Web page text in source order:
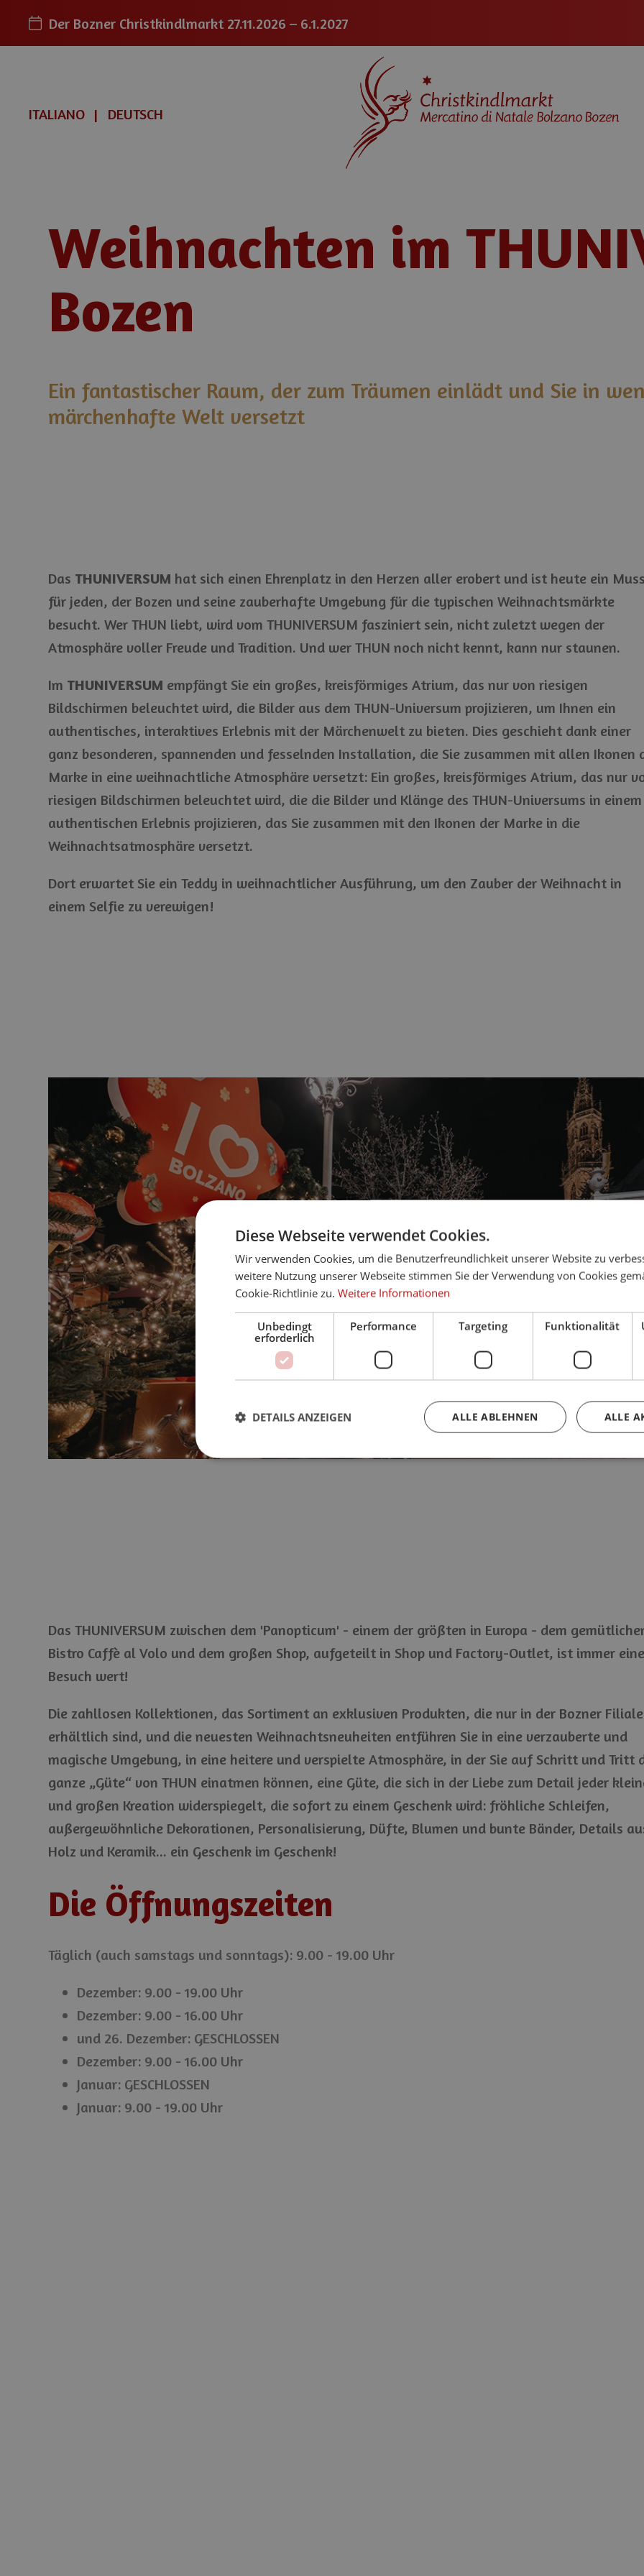
Der Bozner Christkindlmarkt 27.11.2026 – 6.1.2027
ITALIANO DEUTSCH
Weihnachten im
Bozen
Ein fantastischer Raum, der zum Träumen einlädt und Sie in
märchenhafte Welt versetzt
Das THUNIVERSUM hat sich einen Ehrenplatz in den Herzen aller erobert und ist heute ein Muss
für jeden, der Bozen und seine zauberhafte Umgebung für die typischen Weihnachtsmärkte
besucht. Wer THUN liebt, wird vom THUNIVERSUM fasziniert sein, nicht zuletzt wegen der
Atmosphäre voller Freude und Tradition. Und wer THUN noch nicht kennt, kann nur staunen.
Im THUNIVERSUM empfängt Sie ein großes, kreisförmiges Atrium, das nur von riesigen
Bildschirmen beleuchtet wird, die Bilder aus dem THUN-Universum projizieren, um Ihnen ein
authentisches, interaktives Erlebnis mit der Märchenwelt zu bieten. Dies geschieht dank einer
ganz besonderen, spannenden und fesselnden Installation, die Sie zusammen mit allen Ikonen
Marke in eine weihnachtliche Atmosphäre versetzt: Ein großes, kreisförmiges Atrium, das nur
riesigen Bildschirmen beleuchtet wird, die die Bilder und Klänge des THUN-Universums in einem
authentischen Erlebnis projizieren, das Sie zusammen mit den Ikonen der Marke in die
Weihnachtsatmosphäre versetzt.
Dort erwartet Sie ein Teddy in weihnachtlicher Ausführung, um den Zauber der Weihnacht in
einem Selfie zu verewigen!
Das THUNIVERSUM zwischen dem 'Panopticum' - einem der größten in Europa - dem
Bistro Caffè al Volo und dem großen Shop, aufgeteilt in Shop und Factory-Outlet, ist immer
Besuch wert!
Die zahllosen Kollektionen, das Sortiment an exklusiven Produkten, die nur in der Bozner Filiale
erhältlich sind, und die neuesten Weihnachtsneuheiten entführen Sie in eine verzauberte und
magische Umgebung, in eine heitere und verspielte Atmosphäre, in der Sie auf Schritt und Tritt
ganze „Güte“ von THUN einatmen können, eine Güte, die sich in der Liebe zum Detail jeder
und großen Kreation widerspiegelt, die sofort zu einem Geschenk wird: fröhliche Schleifen,
außergewöhnliche Dekorationen, Personalisierung, Düfte, Blumen und bunte Bänder, Details
Holz und Keramik... ein Geschenk im Geschenk!
Die Öffnungszeiten
Täglich (auch samstags und sonntags): 9.00 - 19.00 Uhr
Dezember: 9.00 - 19.00 Uhr
Dezember: 9.00 - 16.00 Uhr
und 26. Dezember: GESCHLOSSEN
Dezember: 9.00 - 16.00 Uhr
Januar: GESCHLOSSEN
Januar: 9.00 - 19.00 Uhr
Diese Webseite verwendet Cookies.
Wir verwenden Cookies, um die Benutzerfreundlichkeit unserer Website zu
weitere Nutzung unserer Webseite stimmen Sie der Verwendung von Cookies
Cookie-Richtlinie zu. Weitere Informationen
Unbedingt
erforderlich
Performance Targeting Funktionalität
ALLE
ALLE ABLEHNEN
DETAILS ANZEIGEN